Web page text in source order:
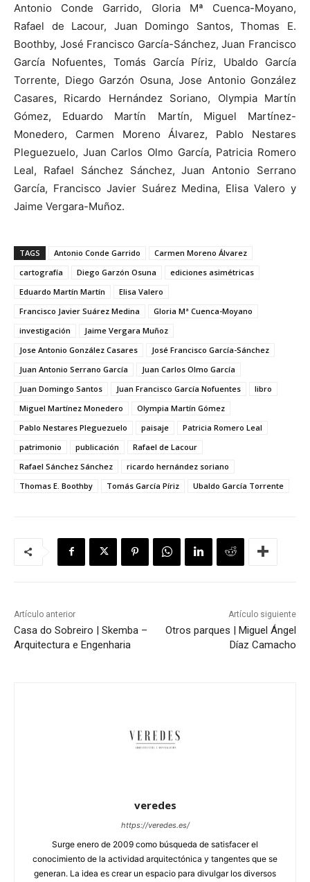
Antonio Conde Garrido, Gloria Mª Cuenca-Moyano,
Rafael de Lacour, Juan Domingo Santos, Thomas E.
Boothby, José Francisco García-Sánchez, Juan Francisco
García Nofuentes, Tomás García Píriz, Ubaldo García
Torrente, Diego Garzón Osuna, Jose Antonio González
Casares, Ricardo Hernández Soriano, Olympia Martín
Gómez, Eduardo Martín Martín, Miguel Martínez-
Monedero, Carmen Moreno Álvarez, Pablo Nestares
Pleguezuelo, Juan Carlos Olmo García, Patricia Romero
Leal, Rafael Sánchez Sánchez, Juan Antonio Serrano
García, Francisco Javier Suárez Medina, Elisa Valero y
Jaime Vergara-Muñoz.
TAGS Antonio Conde Garrido
Carmen Moreno Álvarez
cartografía
Diego Garzón Osuna
ediciones asimétricas
Eduardo Martín Martín
Elisa Valero
Francisco Javier Suárez Medina
Gloria Mª Cuenca-Moyano
investigación
Jaime Vergara Muñoz
Jose Antonio González Casares
José Francisco García-Sánchez
Juan Antonio Serrano García
Juan Carlos Olmo García
Juan Domingo Santos
Juan Francisco García Nofuentes
libro
Miguel Martínez Monedero
Olympia Martín Gómez
Pablo Nestares Pleguezuelo
paisaje
Patricia Romero Leal
patrimonio
publicación
Rafael de Lacour
Rafael Sánchez Sánchez
ricardo hernández soriano
Thomas E. Boothby
Tomás García Píriz Ubaldo García Torrente
Artículo anterior
Casa do Sobreiro | Skemba –
Arquitectura e Engenharia
Artículo siguiente
Otros parques | Miguel Ángel
Díaz Camacho
veredes
https://veredes.es/
Surge enero de 2009 como búsqueda de satisfacer el
conocimiento de la actividad arquitectónica y tangentes que se
generan. La idea es crear un espacio para divulgar los diversos